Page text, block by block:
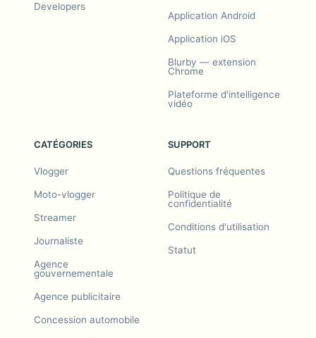
Developers
Application Android
Application iOS
Blurby — extension
Chrome
Plateforme d'intelligence
vidéo
CATÉGORIES
Vlogger
Moto-vlogger
Streamer
Journaliste
Agence
gouvernementale
Agence publicitaire
Concession automobile
SUPPORT
Questions fréquentes
Politique de
confidentialité
Conditions d'utilisation
Statut